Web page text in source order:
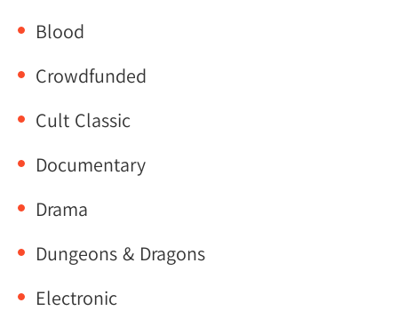
Blood
Crowdfunded
Cult Classic
Documentary
Drama
Dungeons & Dragons
Electronic